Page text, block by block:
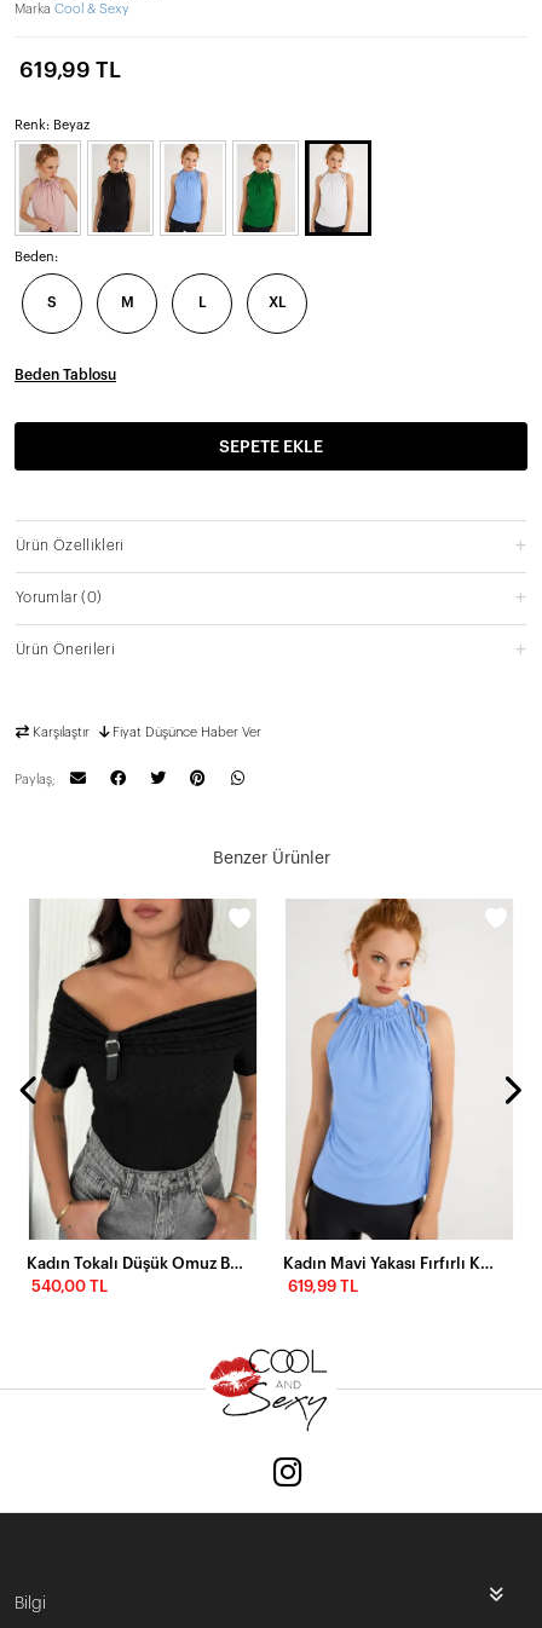
Marka Cool & Sexy
619,99 TL
Renk: Beyaz
Beden:
S M L XL
Beden Tablosu
SEPETE EKLE
Ürün Özellikleri
Yorumlar(0)
Ürün Önerileri
Karşılaştır Fiyat Düşünce Haber Ver
Paylaş;
Benzer Ürünler
Kadın Tokalı Düşük Omuz Bluz
540,00 TL
Kadın Mavi Yakası Fırfırlı Kolsuz Bluz
619,99 TL
Bilgi